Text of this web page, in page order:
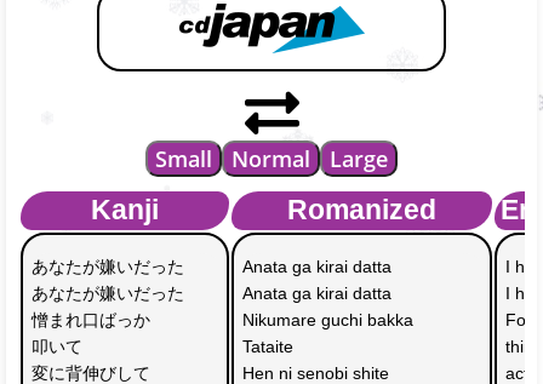
Small Normal Large
Kanji Romanized
あなたが嫌いだった
あなたが嫌いだった
憎まれ口ばっか
叩いて
変に背伸びして
Anata ga kirai datta
Anata ga kirai datta
Nikumare guchi bakka
Tataite
Hen ni senobi shite
I
I
For